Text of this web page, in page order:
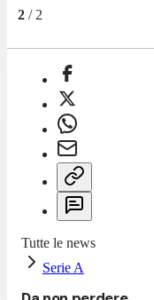
2 / 2
Tutte le news
Serie A